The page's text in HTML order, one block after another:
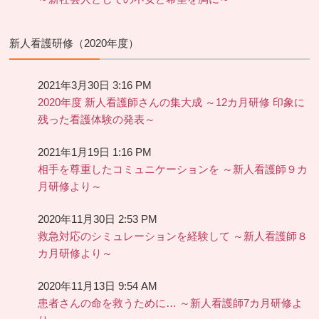
新人看護研修（2020年度）
2021年3月30日 3:16 PM
2020年度 新人看護師さんの集大成 ～12カ月研修 印象に
残った看護体験の発表～
2021年1月19日 1:16 PM
相手を尊重したコミュニケーションを ～新人看護師９カ
月研修より～
2020年11月30日 2:53 PM
救急対応のシミュレーションを経験して ～新人看護師８
カ月研修より～
2020年11月13日 9:54 AM
患者さんの命を救うために… ～新人看護師7カ月研修よ